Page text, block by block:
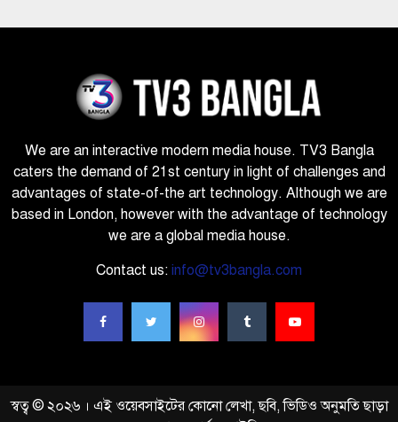
We are an interactive modern media house. TV3 Bangla
caters the demand of 21st century in light of challenges and
advantages of state-of-the art technology. Although we are
based in London, however with the advantage of technology
we are a global media house.
Contact us: info@tv3bangla.com
স্বত্ব © ২০২৬ । এই ওয়েবসাইটের কোনো লেখা, ছবি, ভিডিও অনুমতি ছাড়া